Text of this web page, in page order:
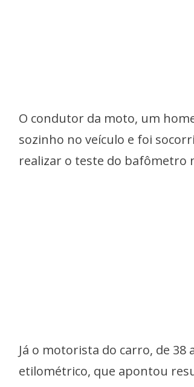
O condutor da moto, um
sozinho no veículo e foi
realizar o teste do bafômetro
Já o motorista do carro, de 38
etilométrico, que apontou